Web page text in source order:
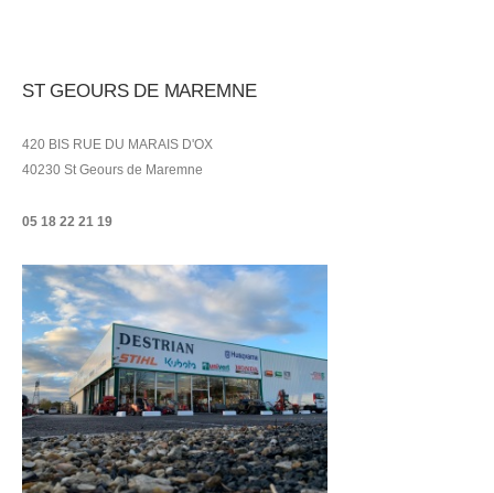
ST GEOURS DE MAREMNE
420 BIS RUE DU MARAIS D'OX
40230 St Geours de Maremne
05 18 22 21 19